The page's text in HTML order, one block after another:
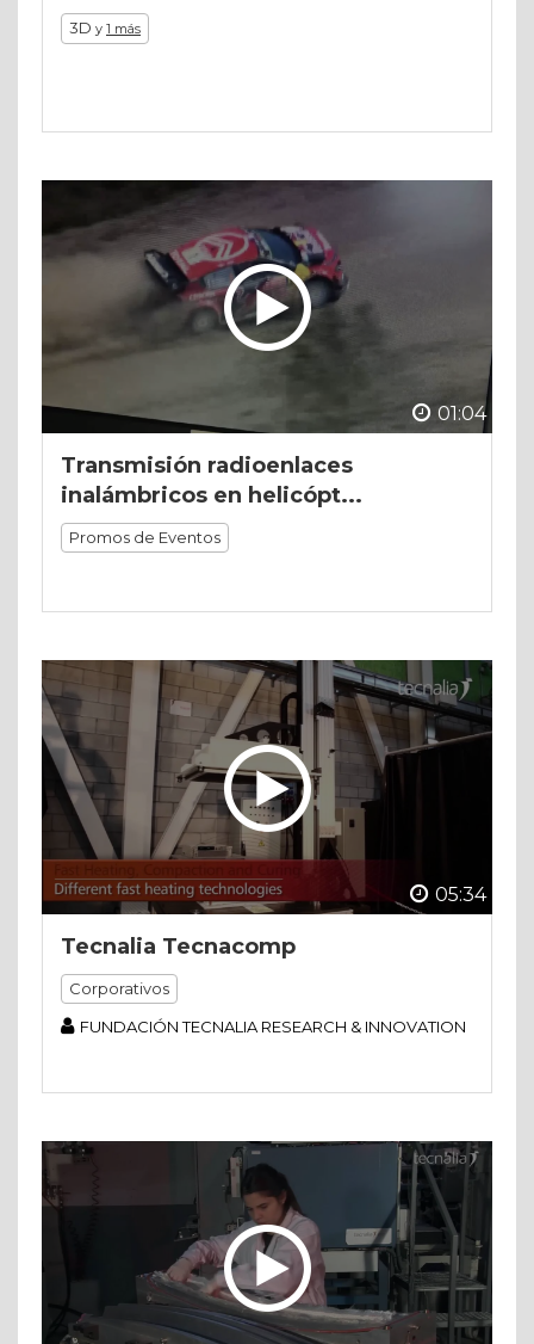
3D y 1 más
01:04
Transmisión radioenlaces
inalámbricos en helicópt...
Promos de Eventos
05:34
Tecnalia Tecnacomp
Corporativos
FUNDACIÓN TECNALIA RESEARCH & INNOVATION